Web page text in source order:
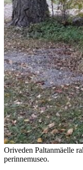
Oriveden Paltanmäelle
perinnemuseo.